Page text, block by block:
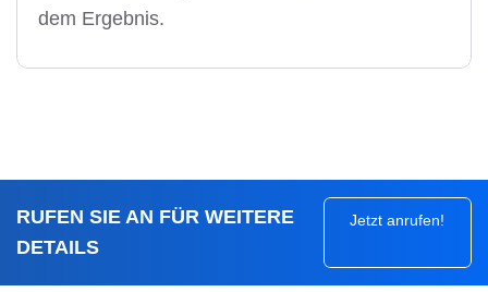
dem Ergebnis.
RUFEN SIE AN FÜR WEITERE
DETAILS
Jetzt anrufen!